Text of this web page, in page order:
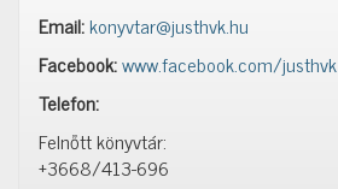
Email:konyvtar@justhvk.hu
Facebook:www.facebook.com/justhvk
Telefon:
Felnőtt könyvtár:
+3668/413-696